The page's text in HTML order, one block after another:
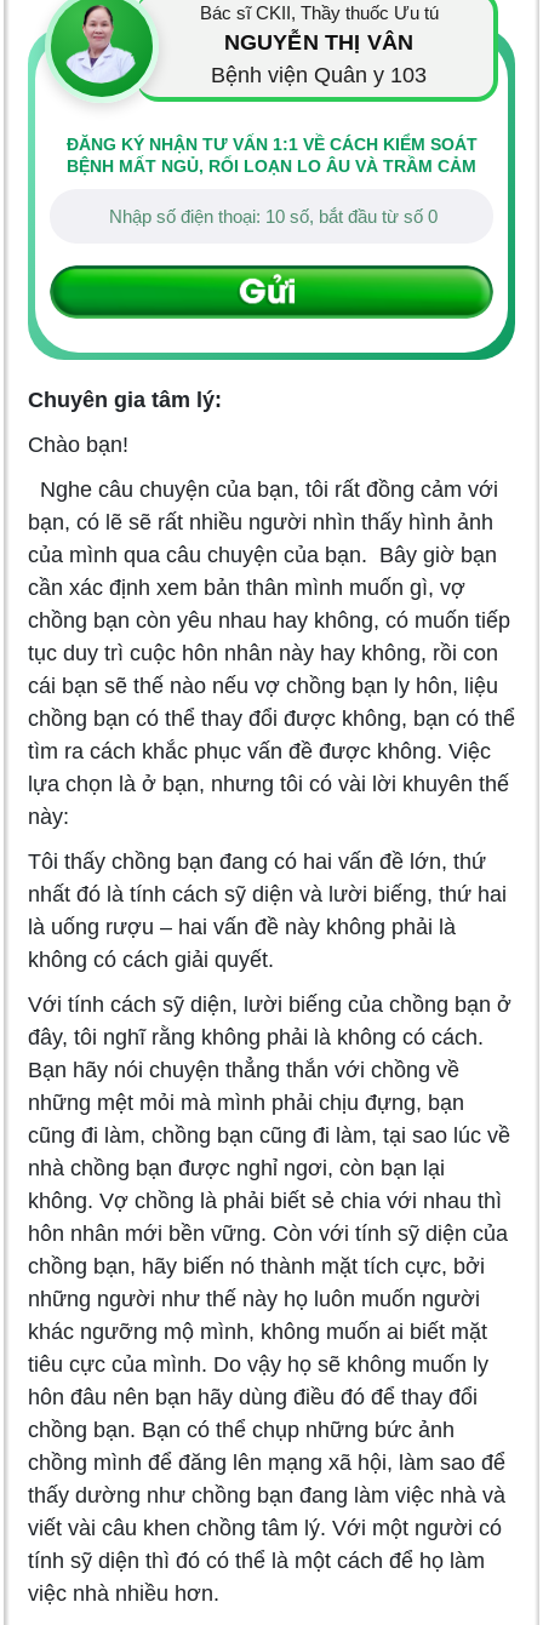
Bác sĩ CKII, Thầy thuốc Ưu tú
NGUYỄN THỊ VÂN
Bệnh viện Quân y 103
ĐĂNG KÝ NHẬN TƯ VẤN 1:1 VỀ CÁCH KIỂM SOÁT
BỆNH MẤT NGỦ, RỐI LOẠN LO ÂU VÀ TRẦM CẢM
Chuyên gia tâm lý:
Chào bạn!
Nghe câu chuyện của bạn, tôi rất đồng cảm với
bạn, có lẽ sẽ rất nhiều người nhìn thấy hình ảnh
của mình qua câu chuyện của bạn. Bây giờ bạn
cần xác định xem bản thân mình muốn gì, vợ
chồng bạn còn yêu nhau hay không, có muốn tiếp
tục duy trì cuộc hôn nhân này hay không, rồi con
cái bạn sẽ thế nào nếu vợ chồng bạn ly hôn, liệu
chồng bạn có thể thay đổi được không, bạn có thể
tìm ra cách khắc phục vấn đề được không. Việc
lựa chọn là ở bạn, nhưng tôi có vài lời khuyên thế
này:
Tôi thấy chồng bạn đang có hai vấn đề lớn, thứ
nhất đó là tính cách sỹ diện và lười biếng, thứ hai
là uống rượu – hai vấn đề này không phải là
không có cách giải quyết.
Với tính cách sỹ diện, lười biếng của chồng bạn ở
đây, tôi nghĩ rằng không phải là không có cách.
Bạn hãy nói chuyện thẳng thắn với chồng về
những mệt mỏi mà mình phải chịu đựng, bạn
cũng đi làm, chồng bạn cũng đi làm, tại sao lúc về
nhà chồng bạn được nghỉ ngơi, còn bạn lại
không. Vợ chồng là phải biết sẻ chia với nhau thì
hôn nhân mới bền vững. Còn với tính sỹ diện của
chồng bạn, hãy biến nó thành mặt tích cực, bởi
những người như thế này họ luôn muốn người
khác ngưỡng mộ mình, không muốn ai biết mặt
tiêu cực của mình. Do vậy họ sẽ không muốn ly
hôn đâu nên bạn hãy dùng điều đó để thay đổi
chồng bạn. Bạn có thể chụp những bức ảnh
chồng mình để đăng lên mạng xã hội, làm sao để
thấy dường như chồng bạn đang làm việc nhà và
viết vài câu khen chồng tâm lý. Với một người có
tính sỹ diện thì đó có thể là một cách để họ làm
việc nhà nhiều hơn.